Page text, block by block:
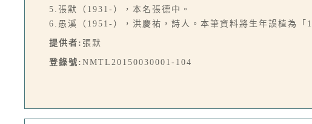
5.張默（1931-），本名張德中。
6.愚溪（1951-），洪慶祐，詩人。本筆資料將生年誤植為「
提供者: 張默
登錄號: NMTL20150030001-104